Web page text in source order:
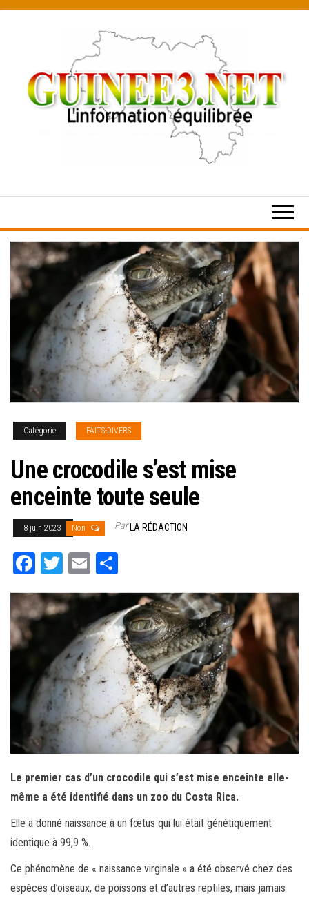
content
Catégorie FAITS-DIVERS
Une crocodile s’est mise
enceinte toute seule
8 juin 2023 Non ParLA RÉDACTION
Fa
ce
bo
ok
T
wi
tt
er
E
m
ail
rt
ag
er
Le premier cas d’un crocodile qui s’est mise enceinte elle-
même a été identifié dans un zoo du Costa Rica.
Elle a donné naissance à un fœtus qui lui était génétiquement
identique à 99,9 %.
Ce phénomène de « naissance virginale » a été observé chez des
espèces d’oiseaux, de poissons et d’autres reptiles, mais jamais